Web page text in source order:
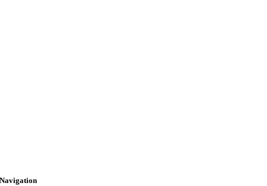
Navigation